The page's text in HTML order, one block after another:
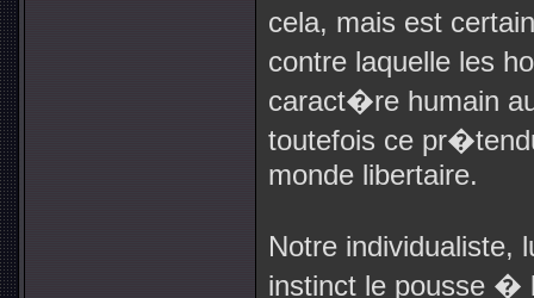
cela, mais est
contre laquelle les
caract�re humain
toutefois ce
monde libertaire.
Notre individualiste,
instinct le pousse